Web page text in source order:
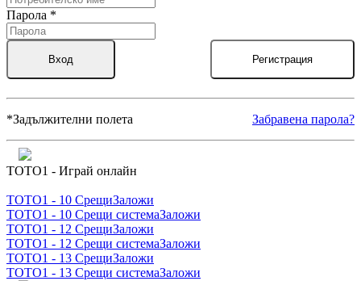
Парола *
Вход Регистрация
*Задължителни полета Забравена парола?
ТОТО1 - Играй онлайн
ТОТО1 - 10 СрещиЗаложи
ТОТО1 - 10 Срещи системаЗаложи
ТОТО1 - 12 СрещиЗаложи
ТОТО1 - 12 Срещи системаЗаложи
ТОТО1 - 13 СрещиЗаложи
ТОТО1 - 13 Срещи системаЗаложи